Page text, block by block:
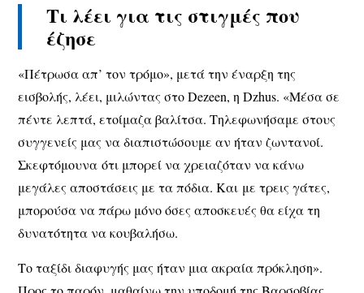
Τι λέει για τις στιγμές που
έζησε
«Πέτρωσα απ’ τον τρόμο», μετά την έναρξη της
εισβολής, λέει, μιλώντας στο Dezeen, η Dzhus. «Μέσα σε
πέντε λεπτά, ετοίμαζα βαλίτσα. Τηλεφωνήσαμε στους
συγγενείς μας να διαπιστώσουμε αν ήταν ζωντανοί.
Σκεφτόμουνα ότι μπορεί να χρειαζόταν να κάνω
μεγάλες αποστάσεις με τα πόδια. Και με τρεις γάτες,
μπορούσα να πάρω μόνο όσες αποσκευές θα είχα τη
δυνατότητα να κουβαλήσω.
Το ταξίδι διαφυγής μας ήταν μια ακραία πρόκληση».